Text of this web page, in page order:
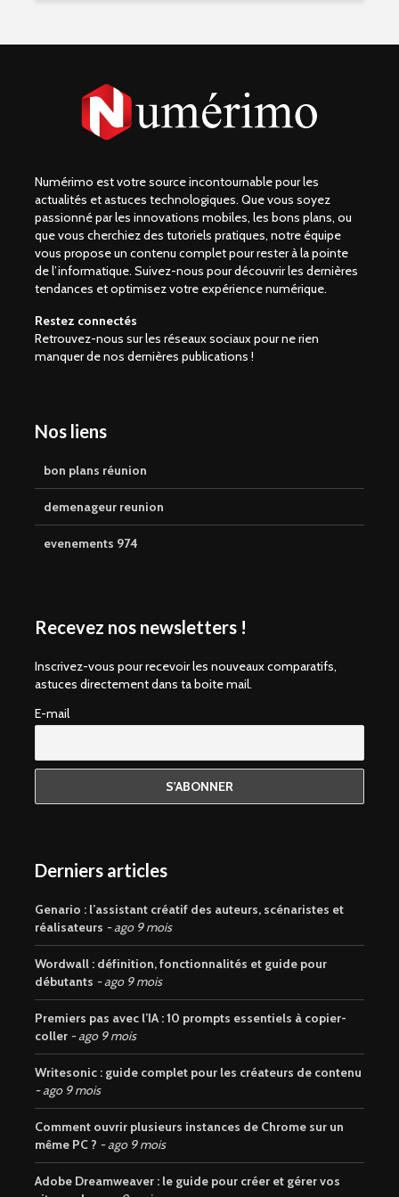
Numérimo est votre source incontournable pour les
actualités et astuces technologiques. Que vous soyez
passionné par les innovations mobiles, les bons plans, ou
que vous cherchiez des tutoriels pratiques, notre équipe
vous propose un contenu complet pour rester à la pointe
de l’informatique. Suivez-nous pour découvrir les dernières
tendances et optimisez votre expérience numérique.
Restez connectés
Retrouvez-nous sur les réseaux sociaux pour ne rien
manquer de nos dernières publications !
Nos liens
bon plans réunion
demenageur reunion
evenements 974
Recevez nos newsletters !
Inscrivez-vous pour recevoir les nouveaux comparatifs,
astuces directement dans ta boite mail.
E-mail
Derniers articles
Genario : l’assistant créatif des auteurs, scénaristes et
réalisateurs
ago 9 mois
Wordwall : définition, fonctionnalités et guide pour
débutants
ago 9 mois
Premiers pas avec l’IA : 10 prompts essentiels à copier-
coller
ago 9 mois
Writesonic : guide complet pour les créateurs de contenu
ago 9 mois
Comment ouvrir plusieurs instances de Chrome sur un
même PC ?
ago 9 mois
Adobe Dreamweaver : le guide pour créer et gérer vos